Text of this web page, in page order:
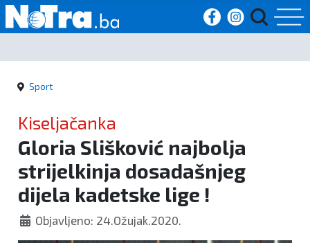
Početna
Vijesti
Sport
Kultura
Crna
kronika
Sport
Kiseljačanka
Gloria Slišković najbolja
strijelkinja dosadašnjeg
dijela kadetske lige !
Objavljeno: 24.Ožujak.2020.